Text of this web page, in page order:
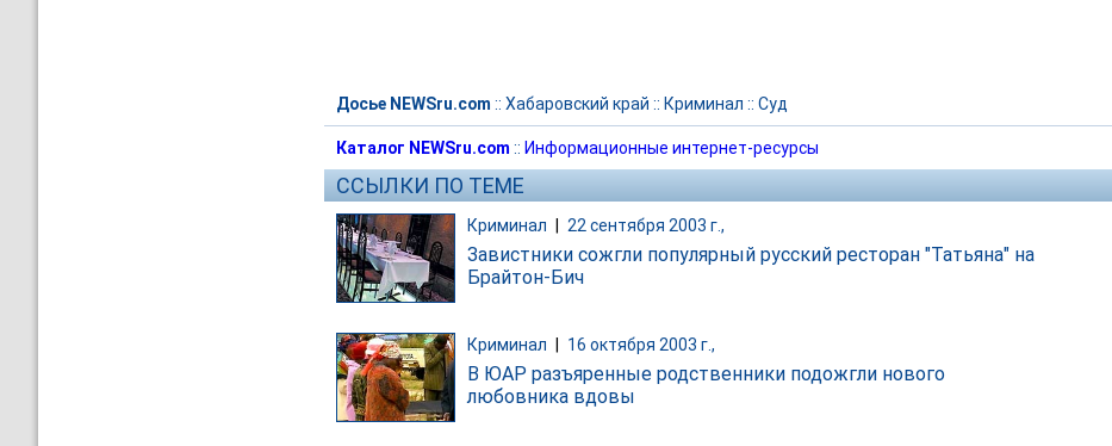
Досье NEWSru.com :: Хабаровский край :: Криминал :: Суд
Каталог NEWSru.com :: Информационные интернет-ресурсы
ССЫЛКИ ПО ТЕМЕ
Криминал 22 сентября 2003 г.,
Завистники сожгли популярный русский ресторан "Татьяна" на
Брайтон-Бич
Криминал 16 октября 2003 г.,
В ЮАР разъяренные родственники подожгли нового
любовника вдовы